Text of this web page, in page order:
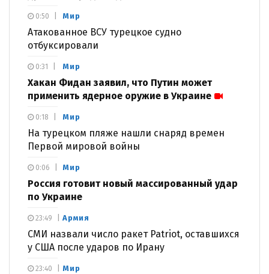
Мир
Атакованное ВСУ турецкое судно
отбуксировали
0:50
Мир
Хакан Фидан заявил, что Путин может
применить ядерное оружие в Украине
0:31
Мир
На турецком пляже нашли снаряд времен
Первой мировой войны
0:18
Мир
Россия готовит новый массированный удар
по Украине
0:06
Армия
СМИ назвали число ракет Patriot, оставшихся
у США после ударов по Ирану
23:49
Мир
23:40